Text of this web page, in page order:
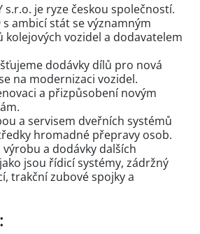
s.r.o. je ryze českou společností.
s ambicí stát se významným
vozidel a dodavatelem
dodávky dílů pro nová
na modernizaci vozidel.
a přizpůsobení novým
a servisem dveřních systémů
hromadné přepravy osob.
a dodávky dalších
jsou řídicí systémy, zádržný
trakční zubové spojky a